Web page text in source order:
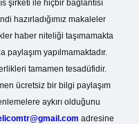
şirketi ile hiçbir bağlantısı
hazırladığımız makaleler
haber niteliği taşımamakta
yapılmamaktadır.
tamamen tesadüfidir.
ücretsiz bir bilgi paylaşım
aykırı olduğunu
adresine